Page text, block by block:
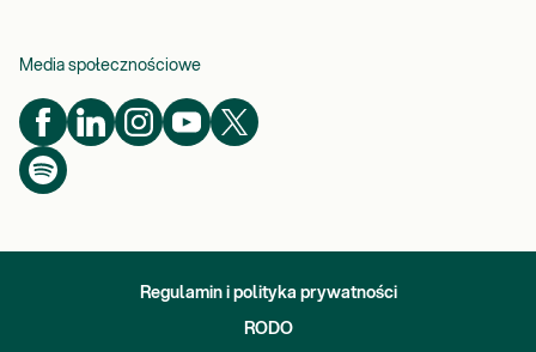
Media społecznościowe
Regulamin i polityka prywatności
RODO